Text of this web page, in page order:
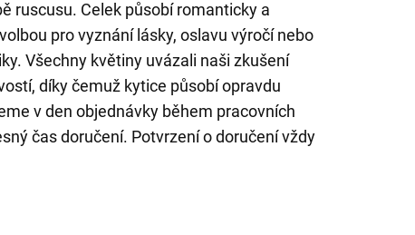
ruscusu. Celek působí romanticky a
pro vyznání lásky, oslavu výročí nebo
Všechny květiny uvázali naši zkušení
díky čemuž kytice působí opravdu
v den objednávky během pracovních
čas doručení. Potvrzení o doručení vždy